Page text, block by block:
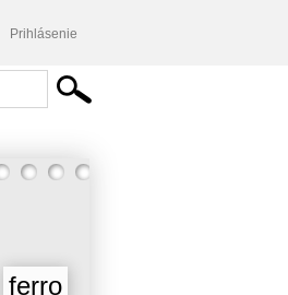
Prihlásenie
ferro